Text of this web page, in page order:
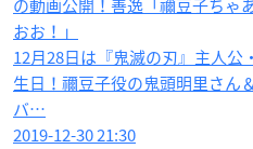
の動画公開！善逸「禰豆子ちゃ
おお！」
12月28日は『鬼滅の刃』主人
生日！禰豆子役の鬼頭明里さん
バ…
2019-12-30 21:30